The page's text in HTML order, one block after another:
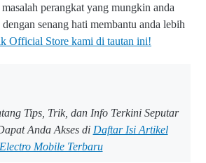
perangkat yang mungkin anda
senang hati membantu anda lebih
Official Store kami di tautan ini!
Tips, Trik, dan Info Terkini Seputar
Anda Akses di Daftar Isi Artikel
Electro Mobile Terbaru